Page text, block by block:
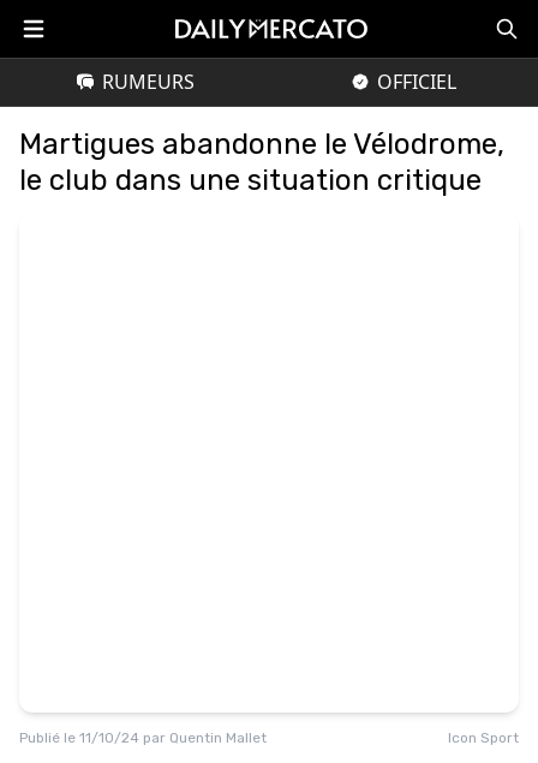
RUMEURS OFFICIEL
Martigues abandonne le Vélodrome,
le club dans une situation critique
Publié le 11/10/24 par Quentin Mallet Icon Sport